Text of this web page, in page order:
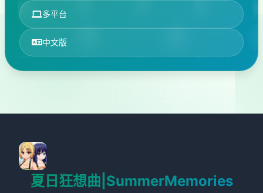
多平台
中文版
夏日狂想曲|SummerMemories